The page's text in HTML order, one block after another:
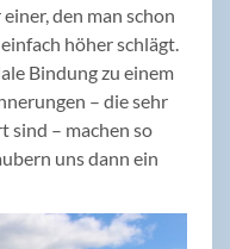
den man schon
höher schlägt.
Bindung zu einem
– die sehr
sind – machen so
uns dann ein